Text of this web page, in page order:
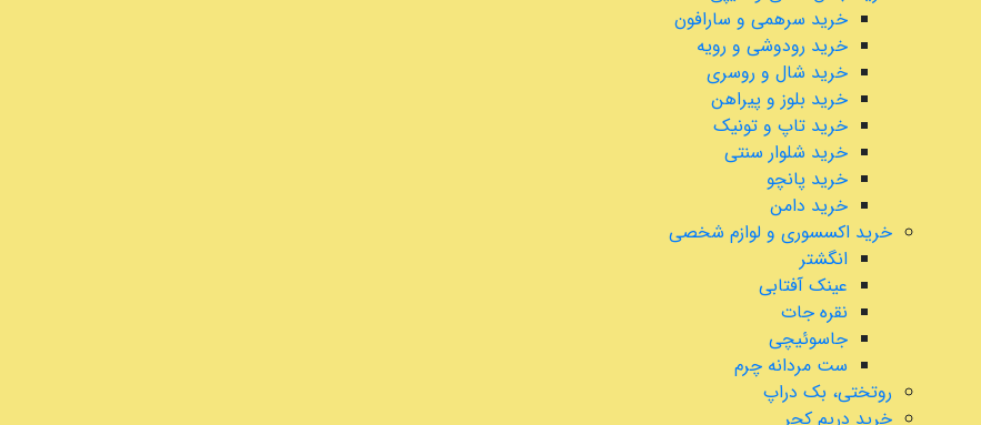
خرید سرهمی و سارافون
خرید رودوشی و رویه
خرید شال و روسری
خرید بلوز و پیراهن
خرید تاپ و تونیک
خرید شلوار سنتی
خرید پانچو
خرید دامن
خرید اکسسوری و لوازم شخصی
انگشتر
عینک آفتابی
نقره جات
جاسوئیچی
ست مردانه چرم
روتختی، بک دراپ
خرید دریم کچر